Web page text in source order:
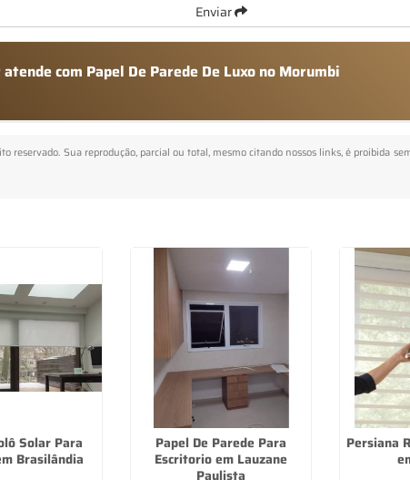
Enviar
com Papel De Parede De Luxo no Morumbi
reservado. Sua reprodução, parcial ou total, mesmo citando nossos links, é proibida
Solar Para
Brasilândia
Papel De Parede Para
Escritorio em Lauzane
Paulista
Persiana